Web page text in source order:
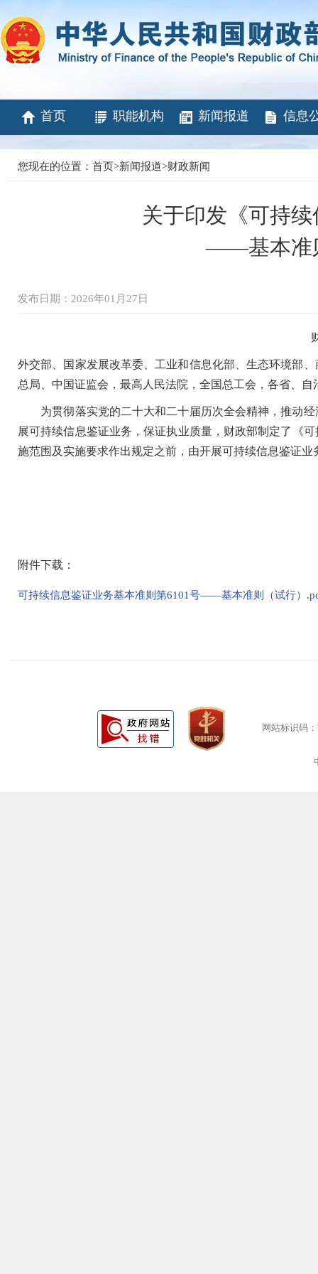
首页 职能机构 新闻报道 信息
您现在的位置： 首页>新闻报道>财政新闻
关于印发《可持
——基本准
发布日期：2026年01月27日
外交部、国家发展改革委、工业和信息化部、生态环境部
总局、中国证监会，最高人民法院，全国总工会，各省、
为贯彻落实党的二十大和二十届历次全会精神，推动经
展可持续信息鉴证业务，保证执业质量，财政部制定了《
施范围及实施要求作出规定之前，由开展可持续信息鉴证业
附件下载：
可持续信息鉴证业务基本准则第6101号——基本准则（试行）
网站标识码